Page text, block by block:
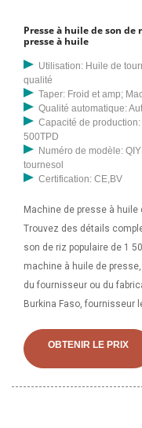
Presse à huile de son de
presse à huile
Utilisation: Huile de
qualité
Taper: Froid et amp;
Qualité automatique:
Capacité de
500TPD
Numéro de modèle:
tournesol
Certification: CE,BV
Machine de presse à huile
Trouvez des détails
son de riz populaire de 1
machine à huile de
du fournisseur ou du
Burkina Faso, fournisseur
d'huile de son de riz de
son de riz du meilleur
OBTENIR LE PRIX